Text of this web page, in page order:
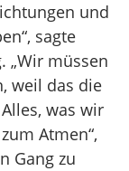
und
sagte
„Wir müssen
weil das die
was wir
Atmen“,
Gang zu